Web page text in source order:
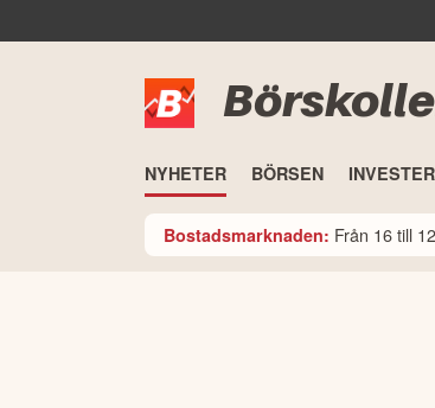
NYHETER BÖRSEN
Bostadsmarknaden: Från 16 till